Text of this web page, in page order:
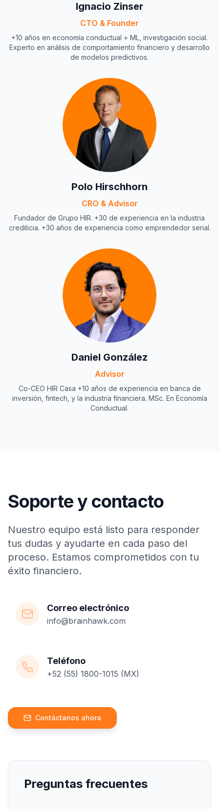
Ignacio Zinser
CTO & Founder
+10 años en economía conductual + ML, investigación social.
Experto en análisis de comportamiento financiero y desarrollo
de modelos predictivos.
Polo Hirschhorn
CRO & Advisor
Fundador de Grupo HIR. +30 de experiencia en la industria
crediticia. +30 años de experiencia como emprendedor serial.
Daniel González
Advisor
Co-CEO HIR Casa +10 años de experiencia en banca de
inversión, fintech, y la industria financiera. MSc. En Economía
Conductual.
Soporte y contacto
Nuestro equipo está listo para responder
tus dudas y ayudarte en cada paso del
proceso. Estamos comprometidos con tu
éxito financiero.
Correo electrónico
info@brainhawk.com
Teléfono
+52 (55) 1800-1015 (MX)
Contáctanos ahora
Preguntas frecuentes